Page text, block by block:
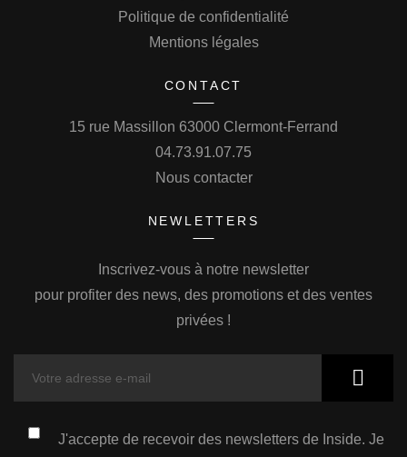
Politique de confidentialité
Mentions légales
CONTACT
15 rue Massillon 63000 Clermont-Ferrand
04.73.91.07.75
Nous contacter
NEWLETTERS
Inscrivez-vous à notre newsletter
pour profiter des news, des promotions et des ventes
privées !
J'accepte de recevoir des newsletters de Inside. Je